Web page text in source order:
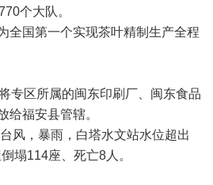
个大队。
国第一个实现茶叶精制生产全程
区所属的闽东印刷厂、闽东食品
给福安县管辖。
，暴雨，白塔水文站水位超出
塌114座、死亡8人。